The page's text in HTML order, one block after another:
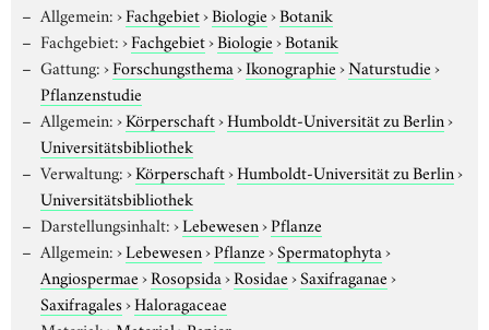
Allgemein:›Fachgebiet›Biologie›Botanik
Fachgebiet:›Fachgebiet›Biologie›Botanik
Gattung:›Forschungsthema›Ikonographie›Naturstudie›
Pflanzenstudie
Allgemein:›Körperschaft›Humboldt-Universität zu Berlin›
Universitätsbibliothek
Verwaltung:›Körperschaft›Humboldt-Universität zu Berlin›
Universitätsbibliothek
Darstellungsinhalt:›Lebewesen›Pflanze
Allgemein:›Lebewesen›Pflanze›Spermatophyta›
Angiospermae›Rosopsida›Rosidae›Saxifraganae›
Saxifragales›Haloragaceae